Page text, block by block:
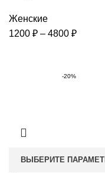
Женские
1200 ₽ – 4800 ₽
-20%
ВЫБЕРИТЕ